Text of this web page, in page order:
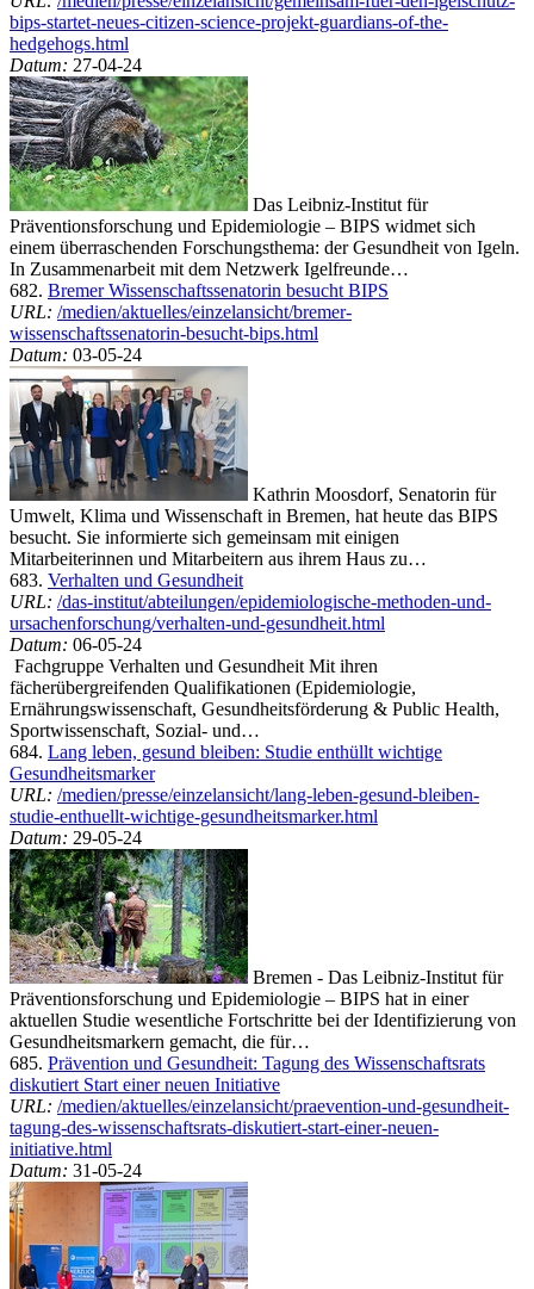
bips-startet-neues-citizen-science-projekt-guardians-of-the-
hedgehogs.html
Datum: 27-04-24
Das Leibniz-Institut für
Präventionsforschung und Epidemiologie – BIPS widmet sich
einem überraschenden Forschungsthema: der Gesundheit von Igeln.
In Zusammenarbeit mit dem Netzwerk Igelfreunde…
682. Bremer Wissenschaftssenatorin besucht BIPS
URL: /medien/aktuelles/einzelansicht/bremer-
wissenschaftssenatorin-besucht-bips.html
Datum: 03-05-24
Kathrin Moosdorf, Senatorin für
Umwelt, Klima und Wissenschaft in Bremen, hat heute das BIPS
besucht. Sie informierte sich gemeinsam mit einigen
Mitarbeiterinnen und Mitarbeitern aus ihrem Haus zu…
683. Verhalten und Gesundheit
URL: /das-institut/abteilungen/epidemiologische-methoden-und-
ursachenforschung/verhalten-und-gesundheit.html
Datum: 06-05-24
Fachgruppe Verhalten und Gesundheit Mit ihren
fächerübergreifenden Qualifikationen (Epidemiologie,
Ernährungswissenschaft, Gesundheitsförderung & Public Health,
Sportwissenschaft, Sozial- und…
684. Lang leben, gesund bleiben: Studie enthüllt wichtige
Gesundheitsmarker
URL: /medien/presse/einzelansicht/lang-leben-gesund-bleiben-
studie-enthuellt-wichtige-gesundheitsmarker.html
Datum: 29-05-24
Bremen - Das Leibniz-Institut für
Präventionsforschung und Epidemiologie – BIPS hat in einer
aktuellen Studie wesentliche Fortschritte bei der Identifizierung von
Gesundheitsmarkern gemacht, die für…
685. Prävention und Gesundheit: Tagung des Wissenschaftsrats
diskutiert Start einer neuen Initiative
URL: /medien/aktuelles/einzelansicht/praevention-und-gesundheit-
tagung-des-wissenschaftsrats-diskutiert-start-einer-neuen-
initiative.html
Datum: 31-05-24